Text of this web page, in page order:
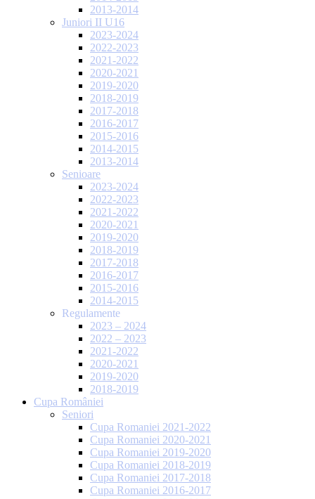
2013-2014
Juniori II U16
2023-2024
2022-2023
2021-2022
2020-2021
2019-2020
2018-2019
2017-2018
2016-2017
2015-2016
2014-2015
2013-2014
Senioare
2023-2024
2022-2023
2021-2022
2020-2021
2019-2020
2018-2019
2017-2018
2016-2017
2015-2016
2014-2015
Regulamente
2023 – 2024
2022 – 2023
2021-2022
2020-2021
2019-2020
2018-2019
Cupa României
Seniori
Cupa Romaniei 2021-2022
Cupa Romaniei 2020-2021
Cupa Romaniei 2019-2020
Cupa Romaniei 2018-2019
Cupa Romaniei 2017-2018
Cupa Romaniei 2016-2017